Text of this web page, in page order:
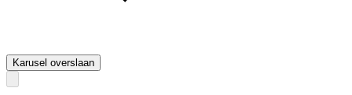
Karusel overslaan